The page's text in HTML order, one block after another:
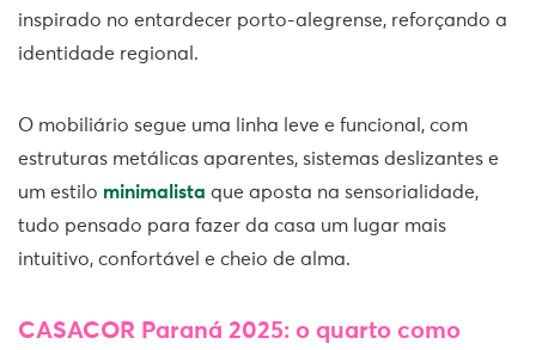
inspirado no entardecer porto-alegrense, reforçando a
identidade regional.
O mobiliário segue uma linha leve e funcional, com
estruturas metálicas aparentes, sistemas deslizantes e
um estilo minimalista que aposta na sensorialidade,
tudo pensado para fazer da casa um lugar mais
intuitivo, confortável e cheio de alma.
CASACOR Paraná 2025: o quarto como